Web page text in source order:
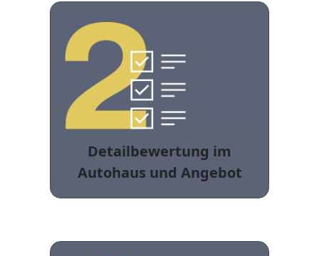
Detailbewertung im
Autohaus und Angebot